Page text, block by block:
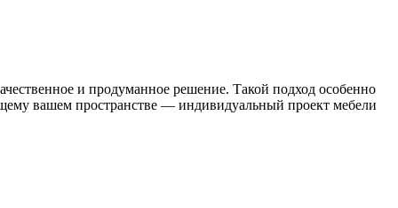
и продуманное решение. Такой подход особенно
вашем пространстве — индивидуальный проект мебели